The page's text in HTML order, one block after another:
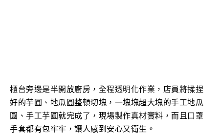
櫃台旁邊是半開放廚房， 全程透明化作業， 店員將揉捏
好的芋圓、地瓜圓整頓切塊，一塊塊超大塊的手工地瓜
圓、手工芋圓就完成了，現場製作真材實料，而且口罩
手套都有包牢牢，讓人感到安心又衛生。